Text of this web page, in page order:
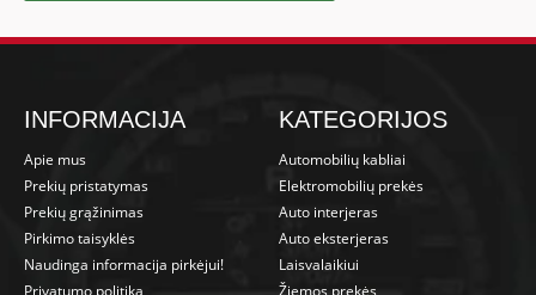
INFORMACIJA
Apie mus
Prekių pristatymas
Prekių grąžinimas
Pirkimo taisyklės
Naudinga informacija pirkėjui!
Privatumo politika
KATEGORIJOS
Automobilių kabliai
Elektromobilių prekės
Auto interjeras
Auto eksterjeras
Laisvalaikiui
Žiemos prekės